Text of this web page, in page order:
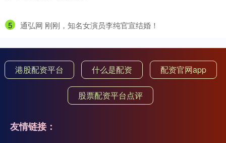
5 ​通弘网 刚刚，知名女演员李纯官宣结婚！
港股配资平台 什么是配资 配资官网app
股票配资平台点评
友情链接：